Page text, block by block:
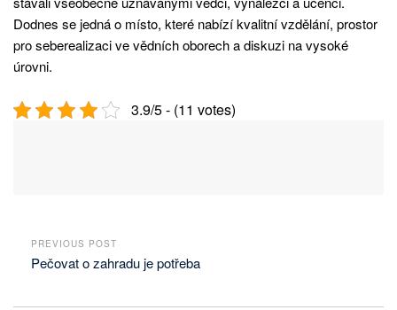
Dodnes se jedná o místo, které nabízí kvalitní vzdělání, prostor
pro seberealizaci ve vědních oborech a diskuzi na vysoké
úrovni.
3.9/5 - (11 votes)
PREVIOUS POST
Pečovat o zahradu je potřeba